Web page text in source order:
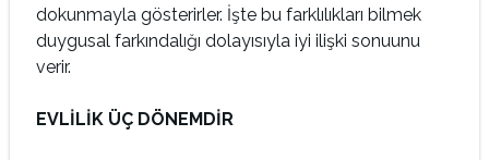
dokunmayla gösterirler. İşte bu farklılıkları bilmek
duygusal farkındalığı dolayısıyla iyi ilişki sonuunu
verir.
EVLİLİK ÜÇ DÖNEMDİR